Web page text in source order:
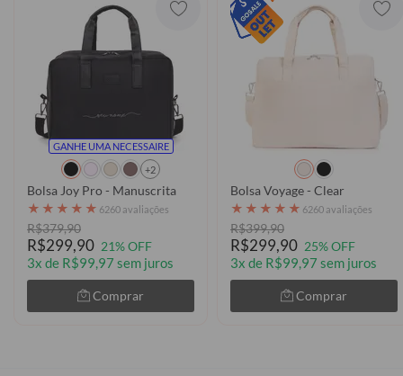
GANHE UMA NECESSAIRE
+2
Bolsa Joy Pro - Manuscrita
★ ★ ★ ★ ★ 6260 avaliações
R$379,90
R$299,90 21% OFF
3x de R$99,97 sem juros
Comprar
Bolsa Voyage - Clear
★ ★ ★ ★ ★ 6260 avaliações
R$399,90
R$299,90 25% OFF
3x de R$99,97 sem juros
Comprar